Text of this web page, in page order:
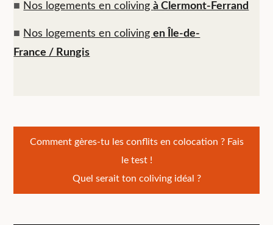
■ Nos logements en colivingà Clermont-Ferrand
■ Nos logements en colivingen Île-de-
France / Rungis
Navigation
Comment gères-tu les conflits en colocation ? Fais
le test !
Quel serait ton coliving idéal ?